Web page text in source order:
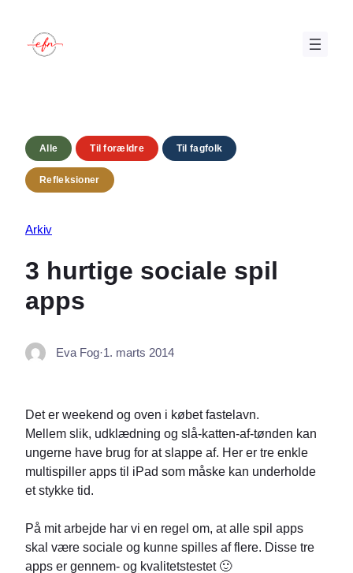
indhold
Alle Til forældre Til fagfolk
Refleksioner
Arkiv
3 hurtige sociale spil
apps
Eva Fog·1. marts 2014
Det er weekend og oven i købet fastelavn.
Mellem slik, udklædning og slå-katten-af-tønden kan
ungerne have brug for at slappe af. Her er tre enkle
multispiller apps til iPad som måske kan underholde
et stykke tid.
På mit arbejde har vi en regel om, at alle spil apps
skal være sociale og kunne spilles af flere. Disse tre
apps er gennem- og kvalitetstestet 🙂